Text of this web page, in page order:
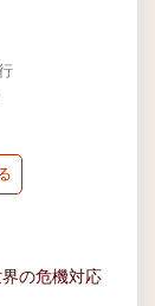
の危機対応